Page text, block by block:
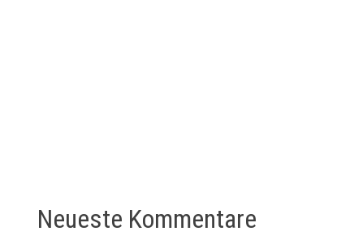
Neueste Kommentare